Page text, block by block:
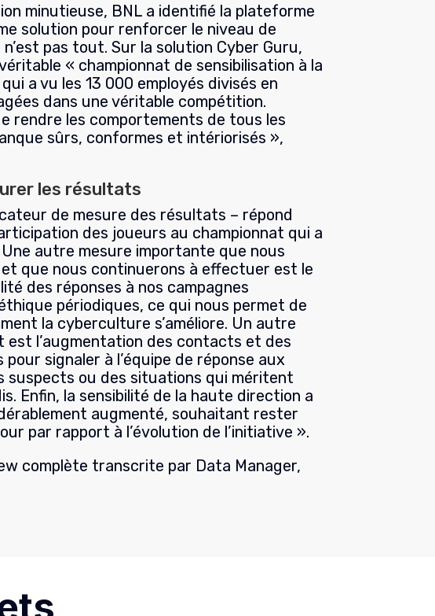
minutieuse, BNL a identifié la plateforme
solution pour renforcer le niveau de
pas tout. Sur la solution Cyber Guru,
« championnat de sensibilisation à la
a vu les 13 000 employés divisés en
dans une véritable compétition.
rendre les comportements de tous les
sûrs, conformes et intériorisés »,
les résultats
de mesure des résultats – répond
des joueurs au championnat qui a
autre mesure importante que nous
que nous continuerons à effectuer est le
des réponses à nos campagnes
périodiques, ce qui nous permet de
la cyberculture s’améliore. Un autre
est l’augmentation des contacts et des
signaler à l’équipe de réponse aux
suspects ou des situations qui méritent
Enfin, la sensibilité de la haute direction a
augmenté, souhaitant rester
par rapport à l’évolution de l’initiative ».
complète transcrite par Data Manager,